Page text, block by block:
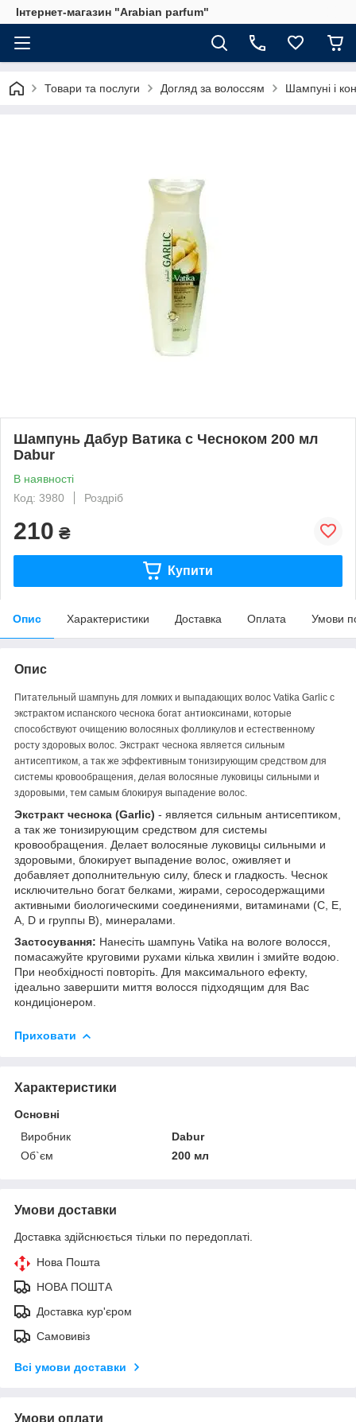
Інтернет-магазин "Arabian parfum"
Товари та послуги Догляд за волоссям Шампуні і
Шампунь Дабур Ватика с Чесноком 200 мл
Dabur
В наявності
Код: 3980
Роздріб
210 ₴
Купити
Опис Характеристики Доставка Оплата Умови
Опис
Питательный шампунь для ломких и выпадающих волос Vatika Garlic с
экстрактом испанского чеснока богат антиоксинами, которые
способствуют очищению волосяных фолликулов и естественному
росту здоровых волос. Экстракт чеснока является сильным
антисептиком, а так же эффективным тонизирующим средством для
системы кровообращения, делая волосяные луковицы сильными и
здоровыми, тем самым блокируя выпадение волос.
Экстракт чеснока (Garlic) - является сильным антисептиком,
а так же тонизирующим средством для системы
кровообращения. Делает волосяные луковицы сильными и
здоровыми, блокирует выпадение волос, оживляет и
добавляет дополнительную силу, блеск и гладкость. Чеснок
исключительно богат белками, жирами, серосодержащими
активными биологическими соединениями, витаминами (С, Е,
А, D и группы В), минералами.
Застосування: Нанесіть шампунь Vatika на вологе волосся,
помасажуйте круговими рухами кілька хвилин і змийте водою.
При необхідності повторіть. Для максимального ефекту,
ідеально завершити миття волосся підходящим для Вас
кондиціонером.
Приховати
Характеристики
Основні
Виробник
Dabur
Об`єм
200 мл
Умови доставки
Доставка здійснюється тільки по передоплаті.
Нова Пошта
НОВА ПОШТА
Доставка кур'єром
Самовивіз
Всі умови доставки
Умови оплати